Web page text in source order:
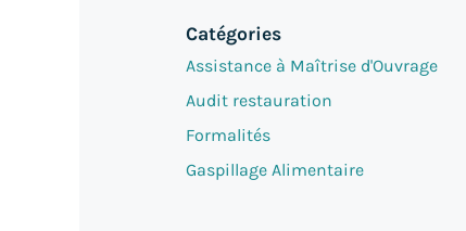
Catégories
Assistance à Maîtrise d'Ouvrage
Audit restauration
Formalités
Gaspillage Alimentaire